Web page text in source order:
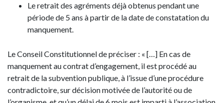
Le retrait des agréments déjà obtenus pendant une
période de 5 ans à partir de la date de constatation du
manquement.
Le Conseil Constitutionnel de préciser : « […] En cas de
manquement au contrat d’engagement, il est procédé au
retrait de la subvention publique, à l’issue d’une procédure
contradictoire, sur décision motivée de l’autorité ou de